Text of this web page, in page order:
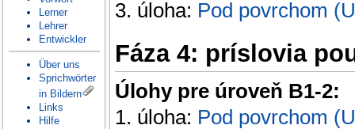
3. úloha: Pod povrchom
Fáza 4: príslovia
Úlohy pre úroveň B1-2:
1. úloha: Pod povrchom
Lerner
Lehrer
Entwickler
Über uns
Sprichwörter
in Bildern
Links
Hilfe